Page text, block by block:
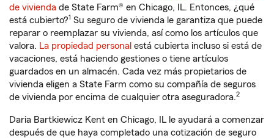
de vivienda de State Farm® en Chicago, IL. Entonces, ¿qué
está cubierto?1 Su seguro de vivienda le garantiza que puede
reparar o reemplazar su vivienda, así como los artículos que
valora. La propiedad personal está cubierta incluso si está de
vacaciones, está haciendo gestiones o tiene artículos
guardados en un almacén. Cada vez más propietarios de
vivienda eligen a State Farm como su compañía de seguros
de vivienda por encima de cualquier otra aseguradora.2
Daria Bartkiewicz Kent en Chicago, IL le ayudará a comenzar
después de que haya completado una cotización de seguro